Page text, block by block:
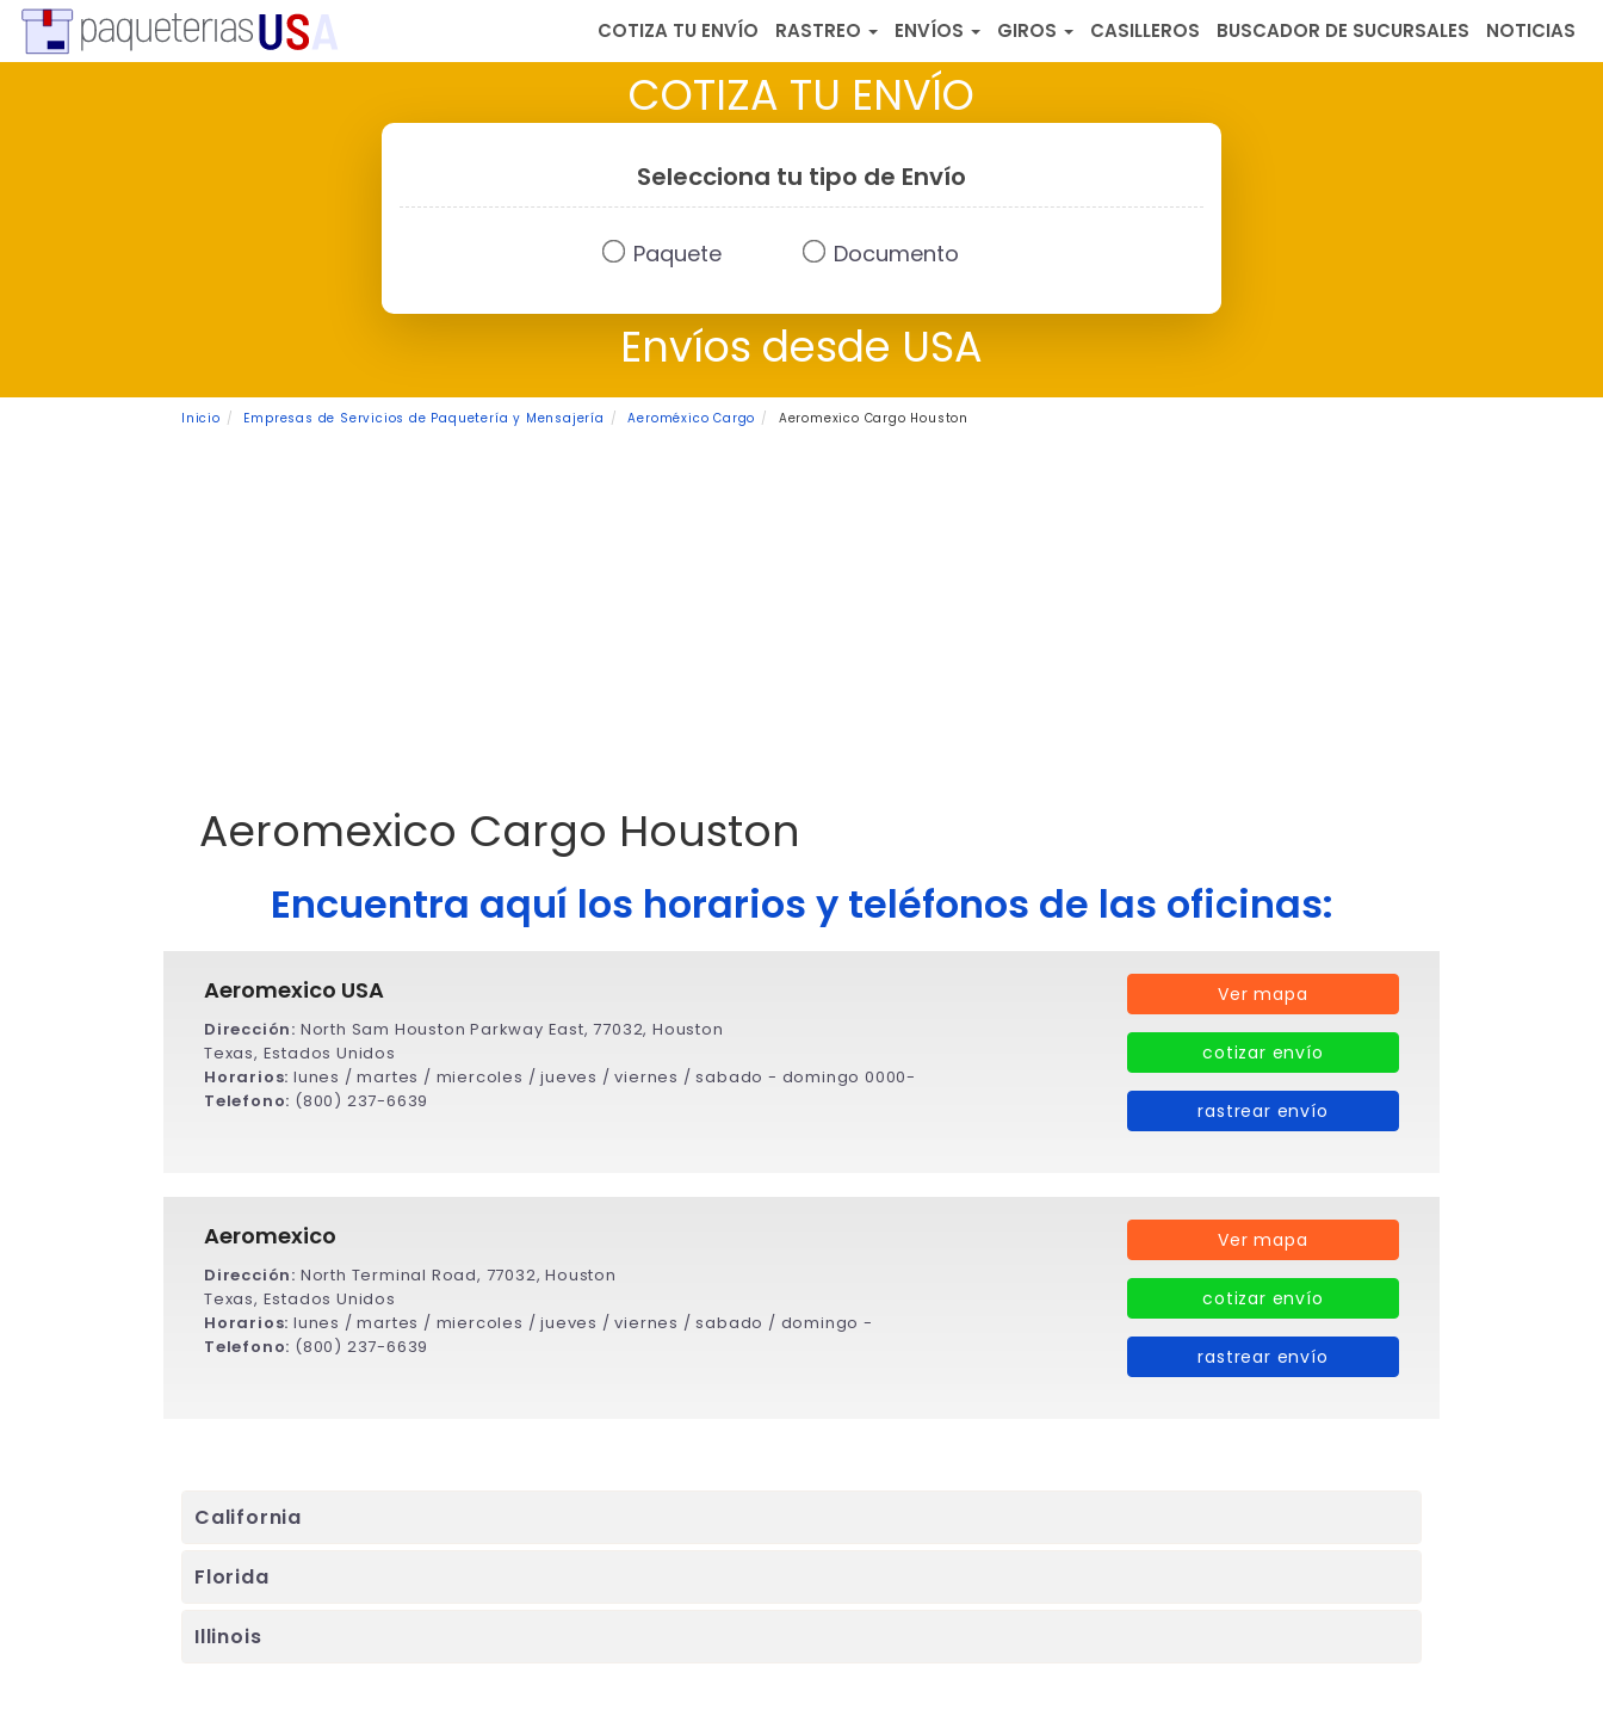
COTIZA TU ENVÍO RASTREO ENVÍOS GIROS CASILLEROS BUSCADOR DE SUCURSALES NOTICIAS
COTIZA TU ENVÍO
Selecciona tu tipo de Envío
Paquete Documento
Envíos desde USA
Inicio Empresas de Servicios de Paquetería y Mensajería Aeroméxico Cargo Aeromexico Cargo Houston
Aeromexico Cargo Houston
Encuentra aquí los horarios y teléfonos de las oficinas:
Aeromexico USA
Dirección: North Sam Houston Parkway East, 77032, Houston
Texas, Estados Unidos
Horarios: lunes / martes / miercoles / jueves / viernes / sabado - domingo 0000-
Telefono: (800) 237-6639
Ver mapa
cotizar envío
rastrear envío
Aeromexico
Dirección: North Terminal Road, 77032, Houston
Texas, Estados Unidos
Horarios: lunes / martes / miercoles / jueves / viernes / sabado / domingo -
Telefono: (800) 237-6639
Ver mapa
cotizar envío
rastrear envío
California
Florida
Illinois